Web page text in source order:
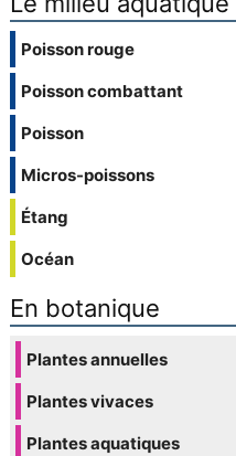
Poisson rouge
Poisson combattant
Poisson
Micros-poissons
Étang
Océan
En botanique
Plantes annuelles
Plantes vivaces
Plantes aquatiques